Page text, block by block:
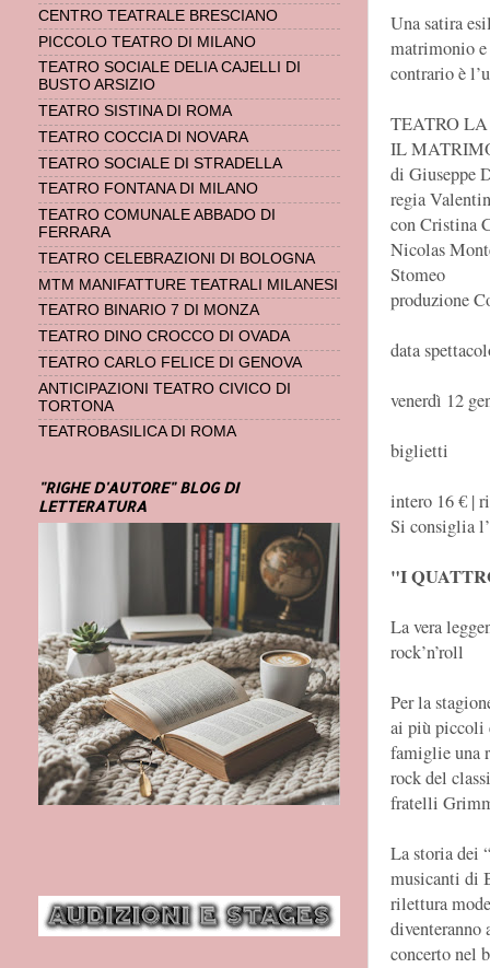
Una satira
matrimonio e
contrario è
TEATRO
IL
di Giuseppe
regia
con Cristina
Nicolas
Stomeo
produzione
data
venerdì 12
biglietti
intero 16 € |
Si consiglia
"I
La vera
rock’n’roll
Per la
ai più piccoli
famiglie una
rock del
fratelli
La storia dei
musicanti di
rilettura
diventeranno
concerto nel
CENTRO TEATRALE BRESCIANO
PICCOLO TEATRO DI MILANO
TEATRO SOCIALE DELIA CAJELLI DI
BUSTO ARSIZIO
TEATRO SISTINA DI ROMA
TEATRO COCCIA DI NOVARA
TEATRO SOCIALE DI STRADELLA
TEATRO FONTANA DI MILANO
TEATRO COMUNALE ABBADO DI
FERRARA
TEATRO CELEBRAZIONI DI BOLOGNA
MTM MANIFATTURE TEATRALI MILANESI
TEATRO BINARIO 7 DI MONZA
TEATRO DINO CROCCO DI OVADA
TEATRO CARLO FELICE DI GENOVA
ANTICIPAZIONI TEATRO CIVICO DI
TORTONA
TEATROBASILICA DI ROMA
"RIGHE D'AUTORE" BLOG DI
LETTERATURA